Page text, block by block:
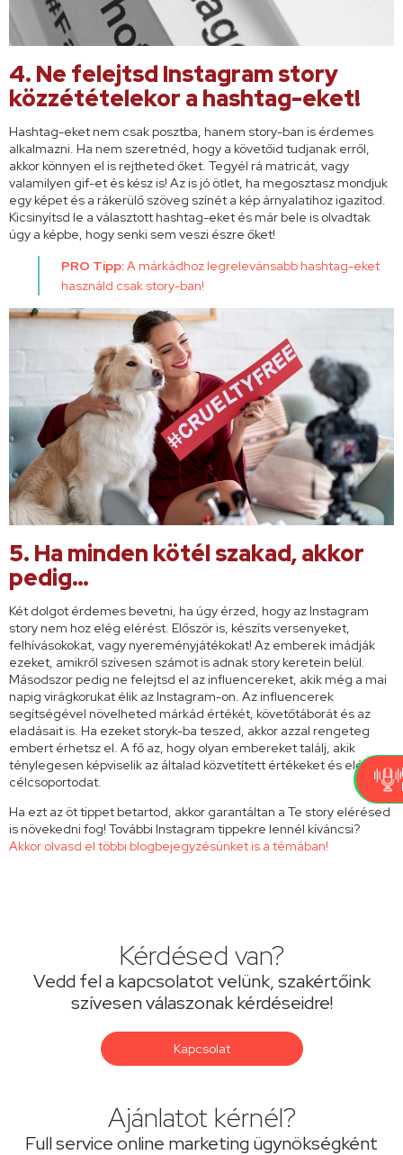
4. Ne felejtsd Instagram story
közzétételekor a hashtag-eket!
Hashtag-eket nem csak posztba, hanem story-ban is érdemes
alkalmazni. Ha nem szeretnéd, hogy a követőid tudjanak erről,
akkor könnyen el is rejtheted őket. Tegyél rá matricát, vagy
valamilyen gif-et és kész is! Az is jó ötlet, ha megosztasz mondjuk
egy képet és a rákerülő szöveg színét a kép árnyalatihoz igazítod.
Kicsinyítsd le a választott hashtag-eket és már bele is olvadtak
úgy a képbe, hogy senki sem veszi észre őket!
PRO Tipp:A márkádhoz legrelevánsabb hashtag-eket
használd csak story-ban!
5. Ha minden kötél szakad, akkor
pedig…
Két dolgot érdemes bevetni, ha úgy érzed, hogy az Instagram
story nem hoz elég elérést. Először is, készíts versenyeket,
felhívásokokat, vagy nyereményjátékokat! Az emberek imádják
ezeket, amikről szívesen számot is adnak story keretein belül.
Másodszor pedig ne felejtsd el az influencereket, akik még a mai
napig virágkorukat élik az Instagram-on. Az influencerek
segítségével növelheted márkád értékét, követőtáborát és az
eladásait is. Ha ezeket storyk-ba teszed, akkor azzal rengeteg
embert érhetsz el. A fő az, hogy olyan embereket találj, akik
ténylegesen képviselik az általad közvetített értékeket és elérik a
célcsoportodat.
Ha ezt az öt tippet betartod, akkor garantáltan a Te story elérésed
is növekedni fog! További Instagram tippekre lennél kíváncsi?
Akkor olvasd el többi blogbejegyzésünket is a témában!
Kérdésed van?
Vedd fel a kapcsolatot velünk, szakértőink
szívesen válaszonak kérdéseidre!
Kapcsolat
Ajánlatot kérnél?
Full service online marketing ügynökségként